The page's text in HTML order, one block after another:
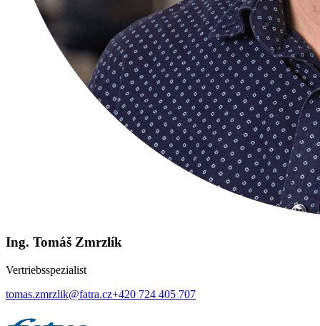
Ing. Tomáš Zmrzlík
Vertriebsspezialist
tomas.zmrzlik@fatra.cz+420 724 405 707